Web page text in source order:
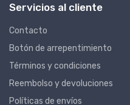
Servicios al cliente
Contacto
Botón de arrepentimiento
Términos y condiciones
Reembolso y devoluciones
Políticas de envíos